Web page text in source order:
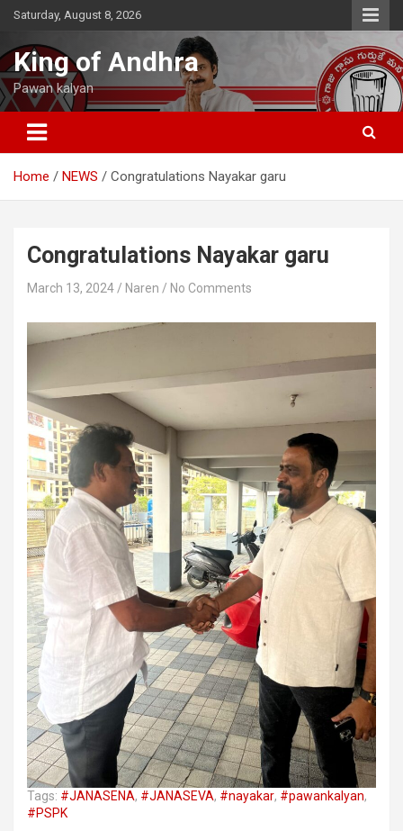
Skip
content
Saturday, August 8, 2026
King of Andhra
Pawan kalyan
Home NEWS Congratulations Nayakar garu
Congratulations Nayakar garu
March 13, 2024 Naren No Comments
Tags: #JANASENA, #JANASEVA, #nayakar, #pawankalyan,
#PSPK